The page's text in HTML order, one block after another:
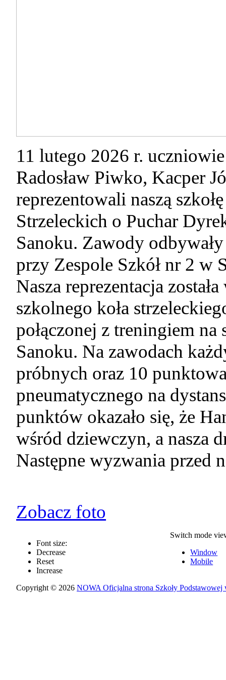
11 lutego 2026 r.
Radosław Piwko, Kacper
reprezentowali naszą
Strzeleckich o Puchar
Sanoku. Zawody
przy Zespole Szkół nr 2 w
Nasza reprezentacja
szkolnego koła
połączonej z treningiem
Sanoku. Na zawodach
próbnych oraz 10
pneumatycznego na
punktów okazało się, że
wśród dziewczyn, a nasza
Następne wyzwania przed
Zobacz foto
Font size:
Decrease
Reset
Increase
Switch mode
Window
Mobile
Copyright © 2026NOWA Oficjalna strona Szkoły